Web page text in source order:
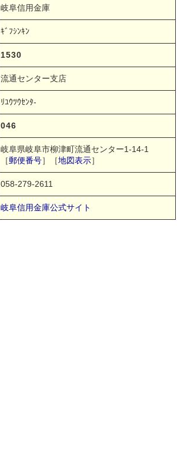
岐阜信用金庫
ｷﾞﾌｼﾝｷﾝ
1530
流通センター支店
ﾘﾕｳﾂｳｾﾝﾀ-
046
岐阜県岐阜市柳津町流通センター1-14-1
［郵便番号］［地図表示］
058-279-2611
岐阜信用金庫公式サイト